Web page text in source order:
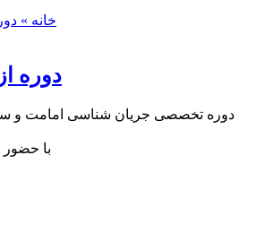
خانه »
دوره
دوره تخصصی جریان شناسی امامت و
با